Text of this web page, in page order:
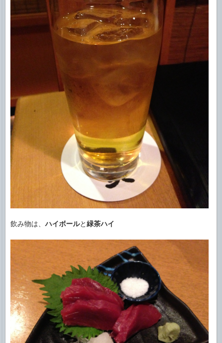
飲み物は、ハイボールと緑茶ハイ